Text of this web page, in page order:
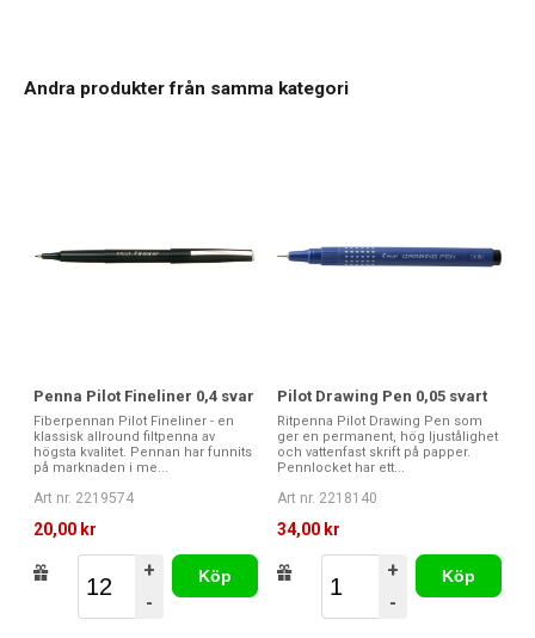
Andra produkter från samma kategori
Penna Pilot Fineliner 0,4 svar
Fiberpennan Pilot Fineliner - en
klassisk allround filtpenna av
högsta kvalitet. Pennan har funnits
på marknaden i me...
Art nr. 2219574
20,00 kr
+
-
Köp
Pilot Drawing Pen 0,05 svart
Ritpenna Pilot Drawing Pen som
ger en permanent, hög ljustålighet
och vattenfast skrift på papper.
Pennlocket har ett...
Art nr. 2218140
34,00 kr
+
-
Köp